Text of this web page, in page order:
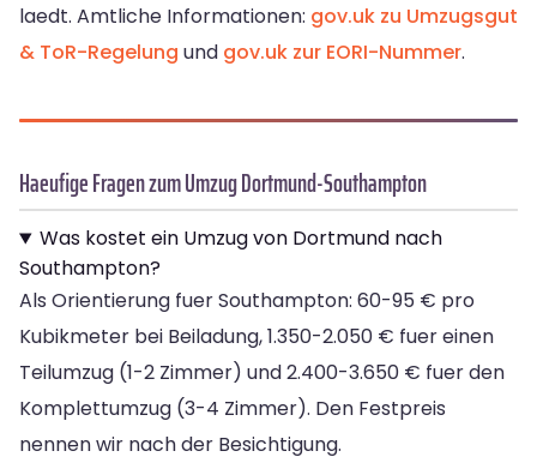
laedt. Amtliche Informationen: gov.uk zu Umzugsgut
& ToR-Regelung und gov.uk zur EORI-Nummer.
Haeufige Fragen zum Umzug Dortmund-Southampton
Was kostet ein Umzug von Dortmund nach
Southampton?
Als Orientierung fuer Southampton: 60-95 € pro
Kubikmeter bei Beiladung, 1.350-2.050 € fuer einen
Teilumzug (1-2 Zimmer) und 2.400-3.650 € fuer den
Komplettumzug (3-4 Zimmer). Den Festpreis
nennen wir nach der Besichtigung.